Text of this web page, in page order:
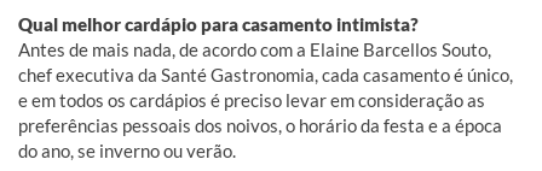
Qual melhor cardápio para casamento intimista?
Antes de mais nada, de acordo com a Elaine Barcellos Souto,
chef executiva da Santé Gastronomia, cada casamento é único,
e em todos os cardápios é preciso levar em consideração as
preferências pessoais dos noivos, o horário da festa e a época
do ano, se inverno ou verão.